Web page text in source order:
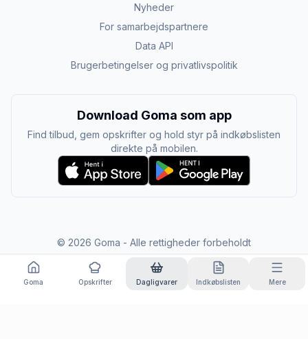
Nyheder
For samarbejdspartnere
Data API
Brugerbetingelser og privatlivspolitik
Download Goma som app
Find tilbud, gem opskrifter og hold styr på indkøbslisten
direkte på mobilen.
© 2026 Goma - Alle rettigheder forbeholdt
Goma Opskrifter Dagligvarer Indkøbslisten Mere